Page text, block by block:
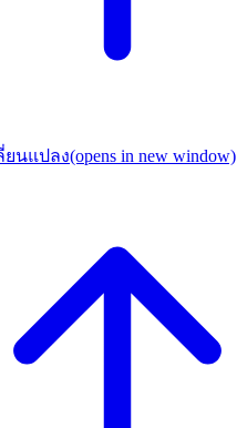
ยนแปลง(opens in new window)